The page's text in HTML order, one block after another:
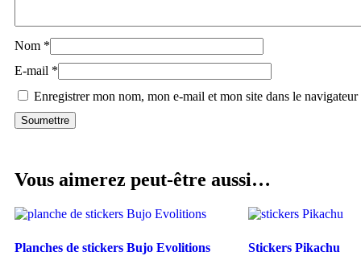
Nom *
E-mail *
Enregistrer mon nom, mon e-mail et mon site dans le
Vous aimerez peut-être aussi…
Planches de stickers Bujo Evolitions Stickers Pikachu